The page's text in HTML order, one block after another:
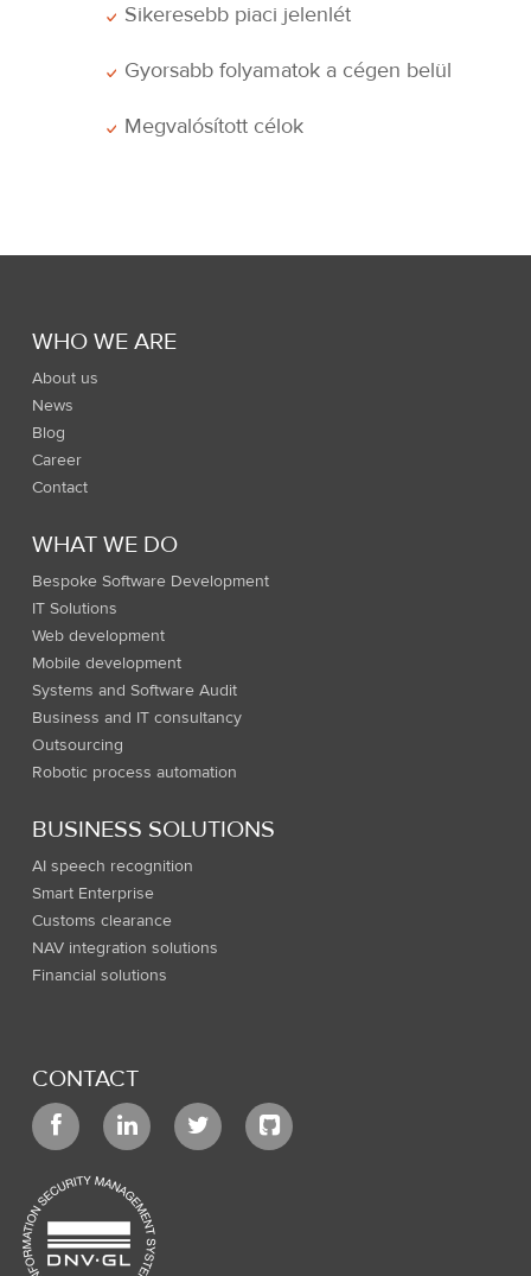
Sikeresebb piaci jelenlét
Gyorsabb folyamatok a cégen belül
Megvalósított célok
WHO WE ARE
About us
News
Blog
Career
Contact
WHAT WE DO
Bespoke Software Development
IT Solutions
Web development
Mobile development
Systems and Software Audit
Business and IT consultancy
Outsourcing
Robotic process automation
BUSINESS SOLUTIONS
AI speech recognition
Smart Enterprise
Customs clearance
NAV integration solutions
Financial solutions
CONTACT